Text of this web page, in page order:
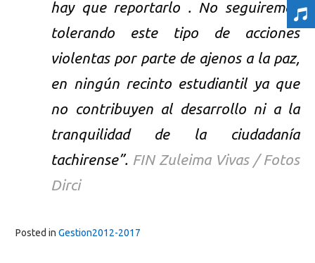
hay que reportarlo . No seguiremos
tolerando este tipo de acciones
violentas por parte de ajenos a la paz,
en ningún recinto estudiantil ya que
no contribuyen al desarrollo ni a la
tranquilidad de la ciudadanía
tachirense”. FIN Zuleima Vivas / Fotos
Dirci
Posted in Gestion2012-2017